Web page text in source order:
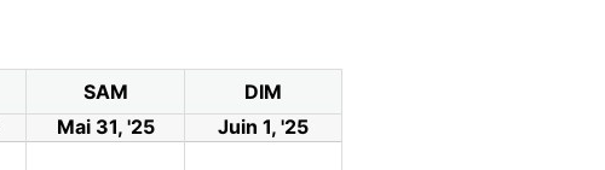
SAM
DIM
Mai 31, '25 Juin 1, '25